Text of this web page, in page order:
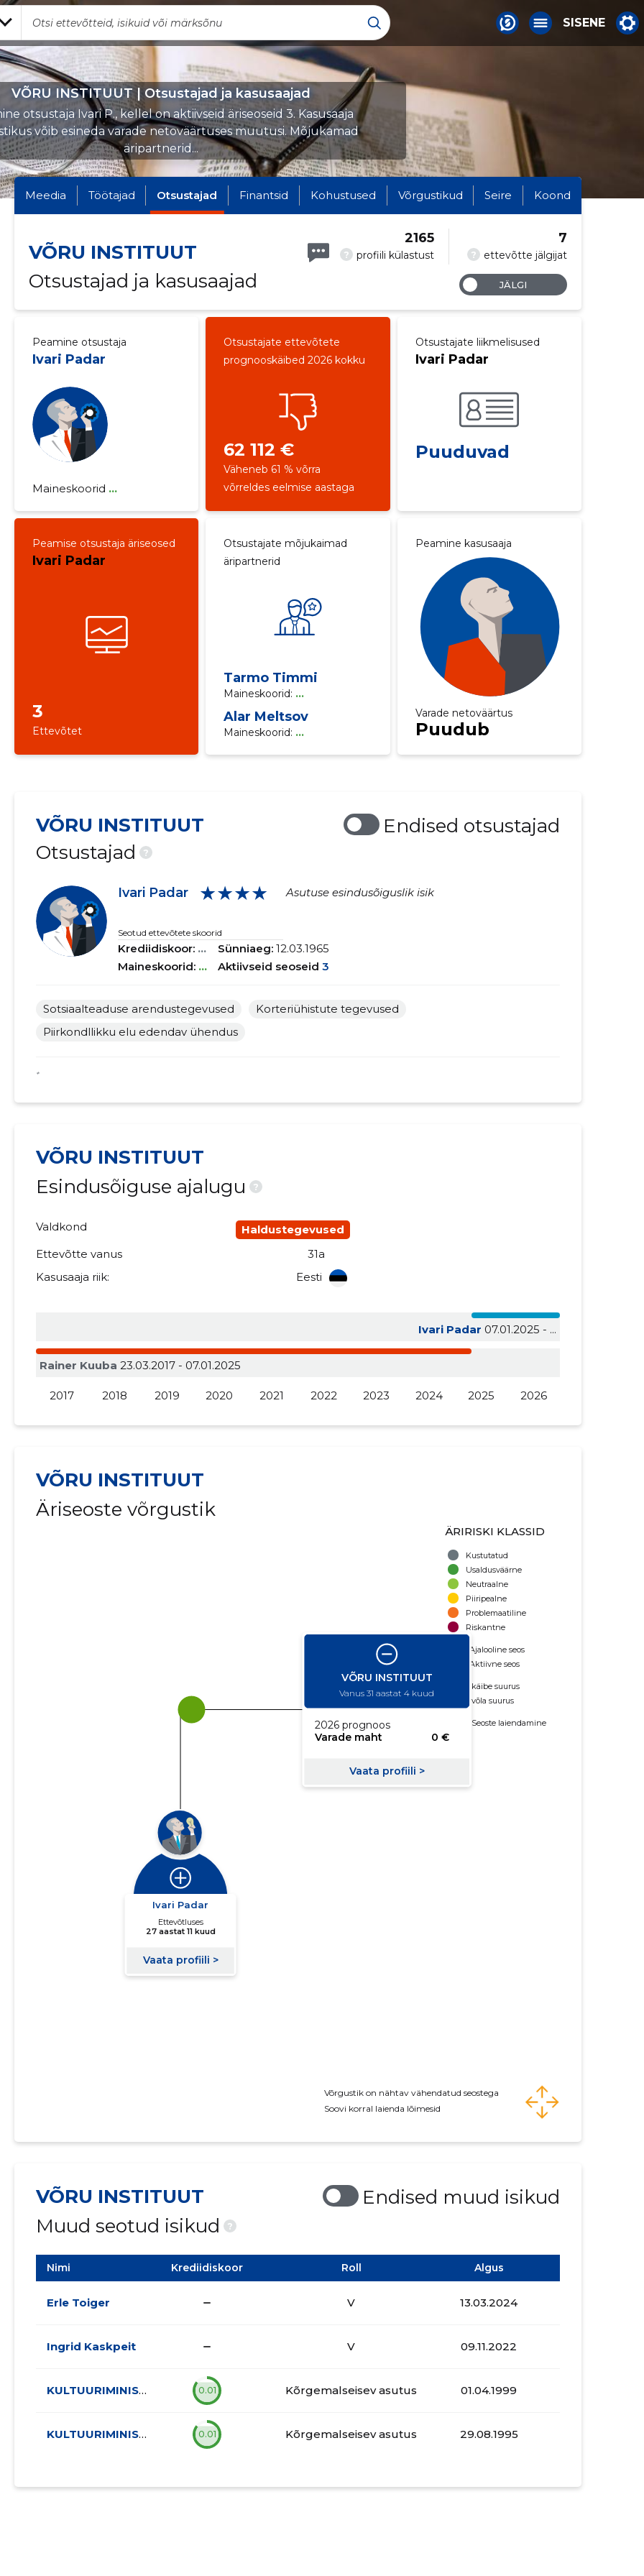
SISENE
VÕRU INSTITUUT | Otsustajad ja kasusaajad
otsustaja Ivari P., kellel on aktiivseid äriseoseid 3. Kasusaaja
võib esineda varade netoväärtuses muutusi. Mõjukamad
äripartnerid...
Meedia Töötajad Otsustajad Finantsid Kohustused Võrgustikud Seire Koond
VÕRU INSTITUUT
Otsustajad ja kasusaajad
? profiili külastust
2165
? ettevõtte jälgijat
7
JÄLGI
Peamine otsustaja
Ivari Padar
Maineskoorid ...
Otsustajate ettevõtete
prognooskäibed 2026 kokku
62 112 €
Väheneb 61 % võrra
võrreldes eelmise aastaga
Otsustajate liikmelisused
Ivari Padar
Puuduvad
Peamise otsustaja äriseosed
Ivari Padar
3
Ettevõtet
Otsustajate mõjukaimad
äripartnerid
Tarmo Timmi
Maineskoorid: ...
Alar Meltsov
Maineskoorid: ...
Peamine kasusaaja
Varade netoväärtus
Puudub
VÕRU INSTITUUT
Otsustajad
?
Endised otsustajad
Ivari Padar ★★★★ Asutuse esindusõiguslik isik
Seotud ettevõtete skoorid
Krediidiskoor: ...
Maineskoorid: ...
Sünniaeg: 12.03.1965
Aktiivseid seoseid 3
Sotsiaalteaduse arendustegevused
Korteriühistute tegevused
Piirkondllikku elu edendav ühendus
*
VÕRU INSTITUUT
Esindusõiguse ajalugu
?
Valdkond
Haldustegevused
Ettevõtte vanus
31a
Kasusaaja riik:
Eesti
Ivari Padar 07.01.2025 - ...
Rainer Kuuba 23.03.2017 - 07.01.2025
2017 2018 2019 2020 2021 2022 2023 2024 2025 2026
VÕRU INSTITUUT
Äriseoste võrgustik
ÄRIRISKI KLASSID
Kustutatud
Usaldusväärne
Neutraalne
Piiripealne
Problemaatiline
Riskantne
Ajalooline seos
Aktiivne seos
käibe suurus
võla suurus
Seoste laiendamine
Võrgustik on nähtav vähendatud seostega
Soovi korral laienda lõimesid
VÕRU INSTITUUT
Muud seotud isikud
?
Endised muud isikud
Nimi Krediidiskoor Roll Algus
Erle Toiger check_indeterminate_small V 13.03.2024
Ingrid Kaskpeit check_indeterminate_small V 09.11.2022
KULTUURIMINISTEERIUM 0.01 Kõrgemalseisev asutus 01.04.1999
KULTUURIMINISTEERIUM 0.01 Kõrgemalseisev asutus 29.08.1995